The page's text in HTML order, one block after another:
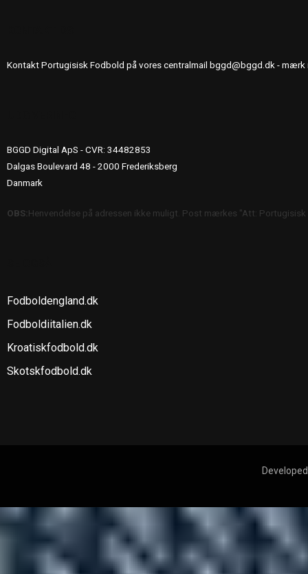
Kontakt Portugisisk Fodbold på vores centralmail bggd@bggd.dk - mærk
BGGD Digital ApS - CVR: 34482853
Dalgas Boulevard 48 - 2000 Frederiksberg
Danmark
OBS:Henvendelse på adressen ikke muligt. Post mærkes "Att:
Fodboldengland.dk
Fodboldiitalien.dk
Kroatiskfodbold.dk
Skotskfodbold.dk